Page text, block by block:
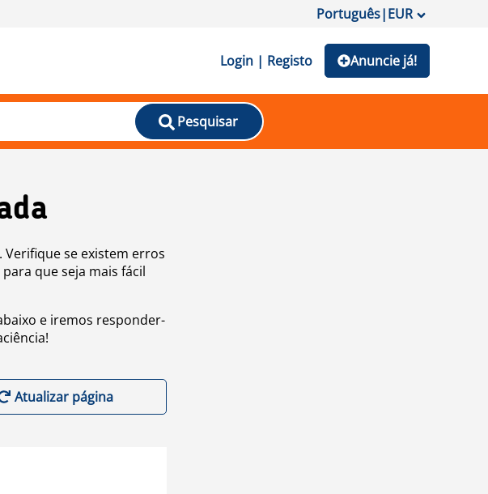
Português|EUR
Login | Registo Anuncie já!
Pesquisar
se existem erros
que seja mais fácil
e iremos responder-
Atualizar página